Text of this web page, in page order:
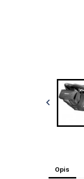

Opis